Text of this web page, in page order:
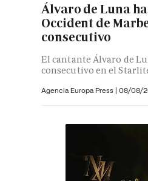
Álvaro de Luna
Occident de
consecutivo
El cantante Álvaro de
consecutivo en el
Agencia Europa Press | 08/08/